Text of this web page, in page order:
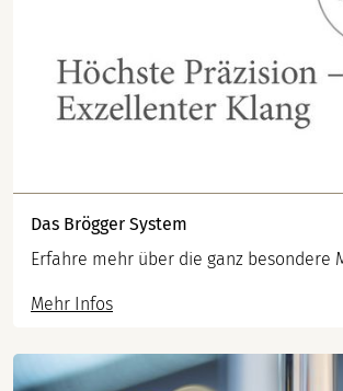
Das Brögger System
Erfahre mehr über die ganz besondere
Mehr Infos